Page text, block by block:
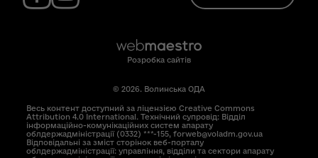
Розробка сайтів
© 2026. Волинська ОДА
Весь контент доступний за ліцензією Creative Commons
Attribution 4.0 International. Технічний супровід: Відділ
інформаційно-комунікаційних систем апарату
облдержадміністрації (0332) ***-155, forweb@voladm.gov.ua
Відповідальні за зміст сторінок веб-порталу
облдержадміністрації: управління, відділи та сектори апарату